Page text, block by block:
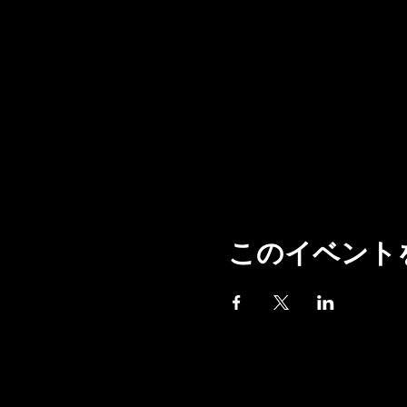
このイベント